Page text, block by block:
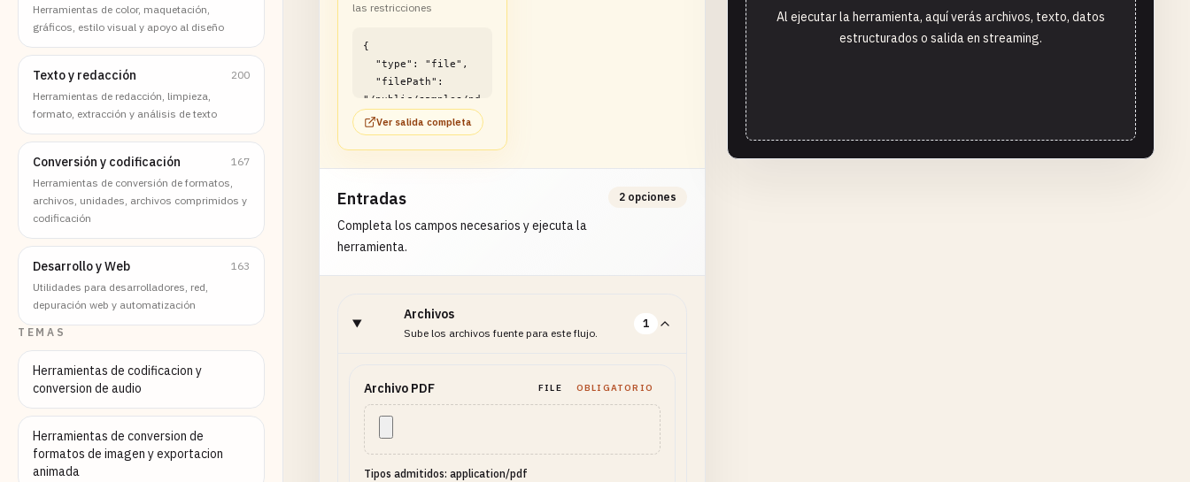
Herramientas de color, maquetación,
gráficos, estilo visual y apoyo al diseño
Texto y redacción
200
Herramientas de redacción, limpieza,
formato, extracción y análisis de texto
Conversión y codificación
167
Herramientas de conversión de formatos,
archivos, unidades, archivos comprimidos y
codificación
Desarrollo y Web
163
Utilidades para desarrolladores, red,
depuración web y automatización
TEMAS
Herramientas de codificacion y
conversion de audio
Herramientas de conversion de
formatos de imagen y exportacion
animada
las restricciones
{
"/public/samples/pd
f/sample-
unlocked.pdf"
}
Ver salida completa
Entradas
Completa los campos necesarios y ejecuta la
herramienta.
2 opciones
Archivos
Sube los archivos fuente para este flujo.
1
Archivo PDF FILE OBLIGATORIO
Tipos admitidos: application/pdf
Al ejecutar la herramienta, aquí verás archivos, texto, datos
estructurados o salida en streaming.